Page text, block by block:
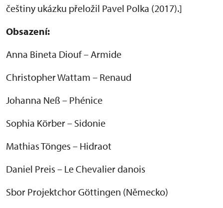
češtiny ukázku přeložil Pavel Polka (2017).]
Obsazení:
Anna Bineta Diouf – Armide
Christopher Wattam – Renaud
Johanna Neß – Phénice
Sophia Körber – Sidonie
Mathias Tönges – Hidraot
Daniel Preis – Le Chevalier danois
Sbor Projektchor Göttingen (Německo)